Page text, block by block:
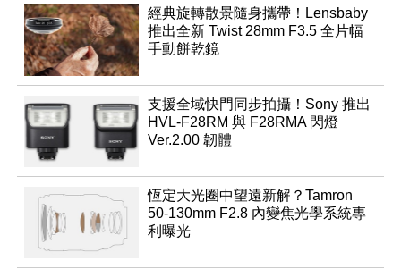
經典旋轉散景隨身攜帶！Lensbaby
推出全新 Twist 28mm F3.5 全片幅
手動餅乾鏡
支援全域快門同步拍攝！Sony 推出
HVL-F28RM 與 F28RMA 閃燈
Ver.2.00 韌體
恆定大光圈中望遠新解？Tamron
50-130mm F2.8 內變焦光學系統專
利曝光